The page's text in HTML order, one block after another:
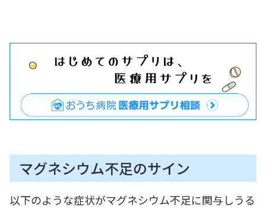
マグネシウム不足のサイン
以下のような症状がマグネシウム不足に関与しうる